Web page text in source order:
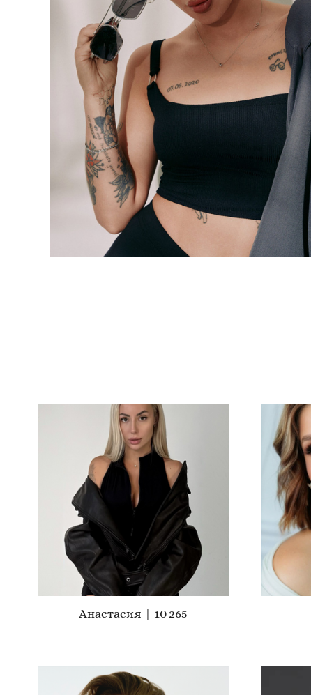
Анастасия | 10 265